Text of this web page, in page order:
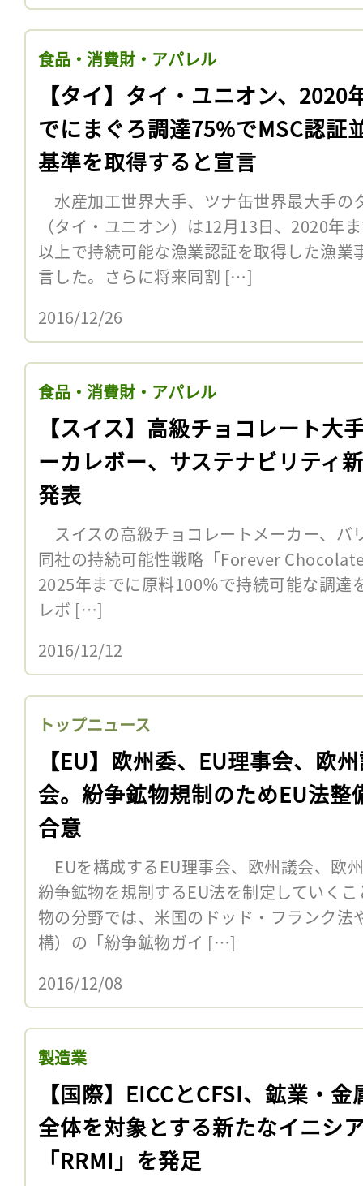
食品・消費財・アパレル
【タイ】タイ・ユニオン、2020
でにまぐろ調達75%でMSC認証
基準を取得すると宣言
水産加工世界大手、ツナ缶世界最大手の
（タイ・ユニオン）は12月13日、2020年
以上で持続可能な漁業認証を取得した漁
言した。さらに将来同割 […]
2016/12/26
食品・消費財・アパレル
【スイス】高級チョコレート大
ーカレボー、サステナビリティ
発表
スイスの高級チョコレートメーカー、バ
同社の持続可能性戦略「Forever
2025年までに原料100％で持続可能な調達
レボ […]
2016/12/12
トップニュース
【EU】欧州委、EU理事会、欧
会。紛争鉱物規制のためEU法整
合意
EUを構成するEU理事会、欧州議会、欧
紛争鉱物を規制するEU法を制定していく
物の分野では、米国のドッド・フランク法
構）の「紛争鉱物ガイ […]
2016/12/08
製造業
【国際】EICCとCFSI、鉱業・金
全体を対象とする新たなイニシ
「RRMI」を発足